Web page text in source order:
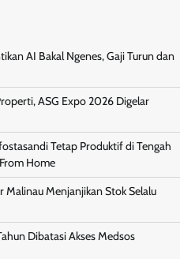
AI Bakal Ngenes, Gaji Turun dan
ASG Expo 2026 Digelar
Tetap Produktif di Tengah
Home
Malinau Menjanjikan Stok Selalu
Dibatasi Akses Medsos